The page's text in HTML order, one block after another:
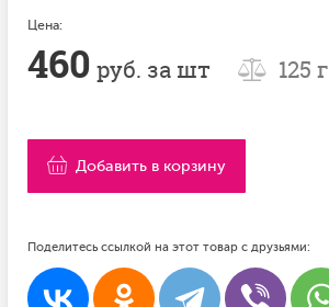
Цена:
460 руб. за шт 125 г
Добавить в корзину
Поделитесь ссылкой на этот товар с друзьями: